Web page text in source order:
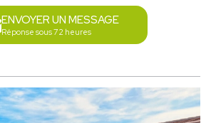
ENVOYER UN MESSAGE
Réponse sous 72 heures